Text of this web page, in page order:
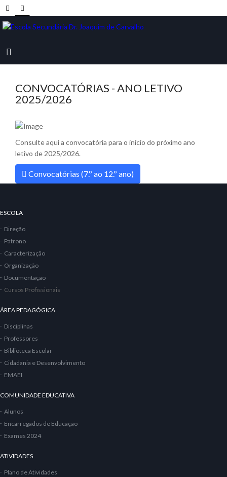
CONVOCATÓRIAS - ANO LETIVO
2025/2026
Consulte aqui a convocatória para o início do próximo ano
letivo de 2025/2026.
Convocatórias (7.º ao 12.º ano)
ESCOLA
Direção
Patrono
Caracterização
Organização
Documentação
Cursos Profissionais
ÁREA PEDAGÓGICA
Disciplinas
Professores
Biblioteca Escolar
Cidadania e Desenvolvimento
EMAEI
COMUNIDADE EDUCATIVA
Alunos
Encarregados de Educação
Exames 2024
ATIVIDADES
Plano de Atividades